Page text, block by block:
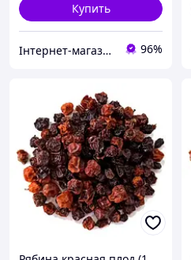
Купить
Інтернет-магазин BioClub 96%